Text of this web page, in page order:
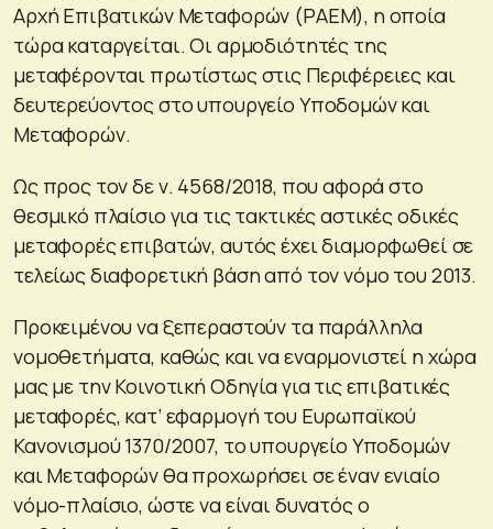
Αρχή Επιβατικών Μεταφορών (ΡΑΕΜ), η οποία
τώρα καταργείται. Οι αρμοδιότητές της
μεταφέρονται πρωτίστως στις Περιφέρειες και
δευτερεύοντος στο υπουργείο Υποδομών και
Μεταφορών.
Ως προς τον δε ν. 4568/2018, που αφορά στο
θεσμικό πλαίσιο για τις τακτικές αστικές οδικές
μεταφορές επιβατών, αυτός έχει διαμορφωθεί σε
τελείως διαφορετική βάση από τον νόμο του 2013.
Προκειμένου να ξεπεραστούν τα παράλληλα
νομοθετήματα, καθώς και να εναρμονιστεί η χώρα
μας με την Κοινοτική Οδηγία για τις επιβατικές
μεταφορές, κατ’ εφαρμογή του Ευρωπαϊκού
Κανονισμού 1370/2007, το υπουργείο Υποδομών
και Μεταφορών θα προχωρήσει σε έναν ενιαίο
νόμο-πλαίσιο, ώστε να είναι δυνατός ο